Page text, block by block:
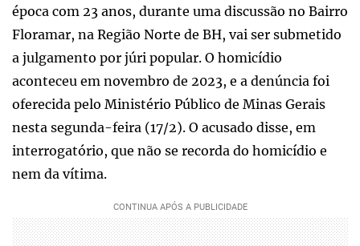
época com 23 anos, durante uma discussão no Bairro
Floramar, na Região Norte de BH, vai ser submetido
a julgamento por júri popular. O homicídio
aconteceu em novembro de 2023, e a denúncia foi
oferecida pelo Ministério Público de Minas Gerais
nesta segunda-feira (17/2). O acusado disse, em
interrogatório, que não se recorda do homicídio e
nem da vítima.